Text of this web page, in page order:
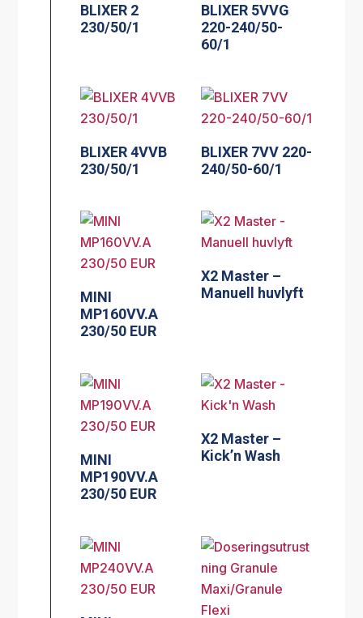
BLIXER 2
230/50/1
BLIXER 5VVG
220-240/50-
60/1
BLIXER 4VVB
230/50/1
BLIXER 7VV 220-
240/50-60/1
MINI
MP160VV.A
230/50 EUR
X2 Master –
Manuell huvlyft
MINI
MP190VV.A
230/50 EUR
X2 Master –
Kick’n Wash